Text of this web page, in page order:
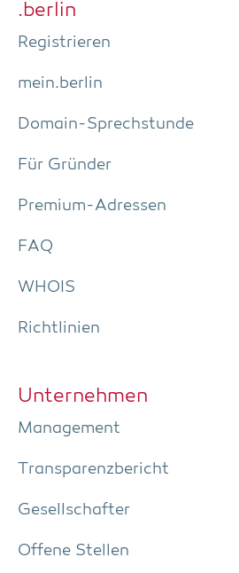
.ber­lin
Regis­trie­ren
mein.berlin
Domain-Sprech­stun­de
Für Grün­der
Pre­­mi­um-Adres­­sen
FAQ
WHOIS
Richt­li­ni­en
Unter­neh­men
Manage­ment
Trans­pa­renz­be­richt
Gesell­schaf­ter
Offe­ne Stellen